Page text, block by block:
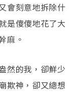
會刻意地拆除什
是傻傻地花了大
麻。
然的我，卻鮮少
欺神，卻又總想